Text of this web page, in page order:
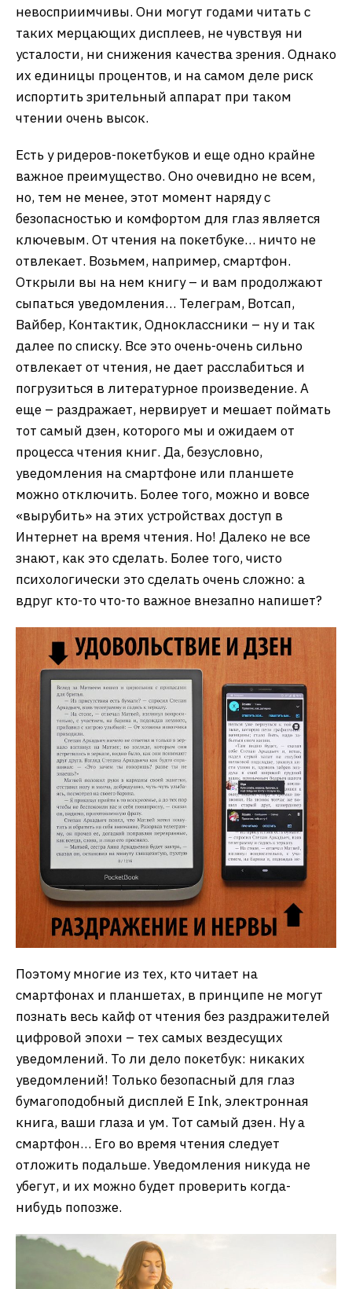
невосприимчивы. Они могут годами читать с
таких мерцающих дисплеев, не чувствуя ни
усталости, ни снижения качества зрения. Однако
их единицы процентов, и на самом деле риск
испортить зрительный аппарат при таком
чтении очень высок.
Есть у ридеров-покетбуков и еще одно крайне
важное преимущество. Оно очевидно не всем,
но, тем не менее, этот момент наряду с
безопасностью и комфортом для глаз является
ключевым. От чтения на покетбуке… ничто не
отвлекает. Возьмем, например, смартфон.
Открыли вы на нем книгу – и вам продолжают
сыпаться уведомления… Телеграм, Вотсап,
Вайбер, Контактик, Одноклассники – ну и так
далее по списку. Все это очень-очень сильно
отвлекает от чтения, не дает расслабиться и
погрузиться в литературное произведение. А
еще – раздражает, нервирует и мешает поймать
тот самый дзен, которого мы и ожидаем от
процесса чтения книг. Да, безусловно,
уведомления на смартфоне или планшете
можно отключить. Более того, можно и вовсе
«вырубить» на этих устройствах доступ в
Интернет на время чтения. Но! Далеко не все
знают, как это сделать. Более того, чисто
психологически это сделать очень сложно: а
вдруг кто-то что-то важное внезапно напишет?
Поэтому многие из тех, кто читает на
смартфонах и планшетах, в принципе не могут
познать весь кайф от чтения без раздражителей
цифровой эпохи – тех самых вездесущих
уведомлений. То ли дело покетбук: никаких
уведомлений! Только безопасный для глаз
бумагоподобный дисплей E Ink, электронная
книга, ваши глаза и ум. Тот самый дзен. Ну а
смартфон… Его во время чтения следует
отложить подальше. Уведомления никуда не
убегут, и их можно будет проверить когда-
нибудь попозже.